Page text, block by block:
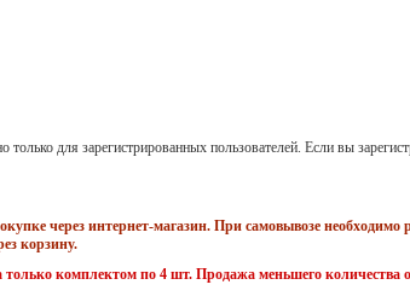
только для зарегистрированных пользователей. Если вы
через интернет-магазин. При самовывозе необходимо
корзину.
комплектом по 4 шт. Продажа меньшего количества